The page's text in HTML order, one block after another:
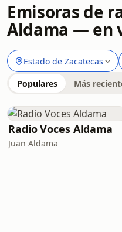
Emisoras de
Aldama — en
Estado de Zacatecas
Populares Más
Radio Voces Aldama
Juan Aldama